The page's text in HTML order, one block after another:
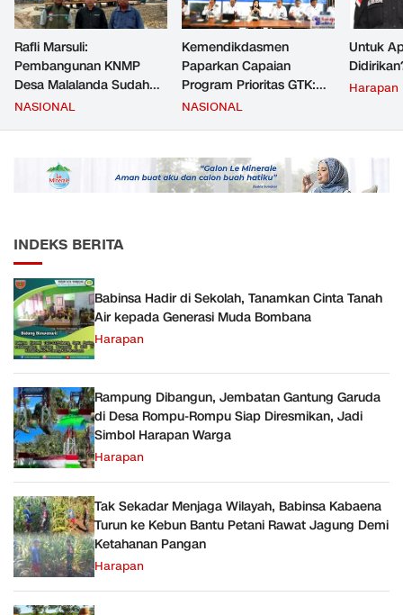
Rafli Marsuli:
Pembangunan KNMP
Desa Malalanda Sudah
Mencapai 69 Persen dan
JMD dan JMF
NASIONAL
Kemendikdasmen
Paparkan Capaian
Program Prioritas GTK:
Kompetensi Meningkat,
NASIONAL
Untuk
Harapan
INDEKS BERITA
Babinsa Hadir di Sekolah, Tanamkan Cinta Tanah
Air kepada Generasi Muda Bombana
Harapan
Rampung Dibangun, Jembatan Gantung Garuda
di Desa Rompu-Rompu Siap Diresmikan, Jadi
Simbol Harapan Warga
Harapan
Tak Sekadar Menjaga Wilayah, Babinsa Kabaena
Turun ke Kebun Bantu Petani Rawat Jagung Demi
Ketahanan Pangan
Harapan